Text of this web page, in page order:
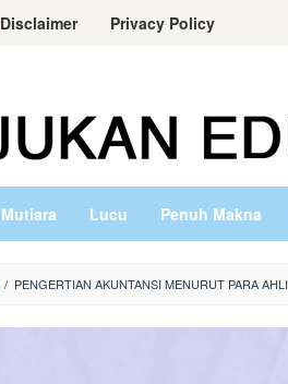
Disclaimer Privacy Policy
Mutiara Lucu Penuh Makna
/ PENGERTIAN AKUNTANSI MENURUT PARA AHLI